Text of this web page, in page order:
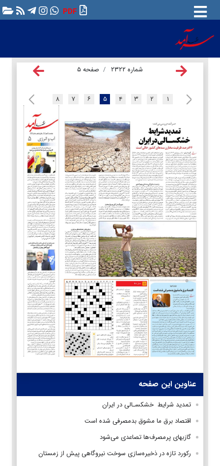
PDF
شماره ۲۳۲۲ صفحه ۵
۱ ۲ ۳ ۴ ۵ ۶ ۷ ۸
عناوین این صفحه
تمدید شرایط خشکسـالی در ایران
اقتصاد برق ما مشوق بدمصرفی شده است
گازبهای پرمصرف‌ها تصاعدی می‌شود
رکورد تازه در ذخیره‌سازی سوخت نیروگاهی پیش از زمستان